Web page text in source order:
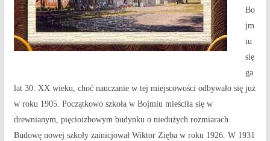
Bo
jm
iu
się
ga
lat 30. XX wieku, choć nauczanie w tej miejscowości odbywało się już
w roku 1905. Początkowo szkoła w Bojmiu mieściła się w
drewnianym, pięcioizbowym budynku o niedużych rozmiarach.
Budowę nowej szkoły zainicjował Wiktor Zięba w roku 1926. W 1931